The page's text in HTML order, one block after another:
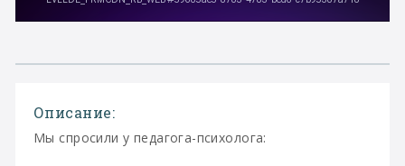
Описание:
Мы спросили у педагога-психолога: